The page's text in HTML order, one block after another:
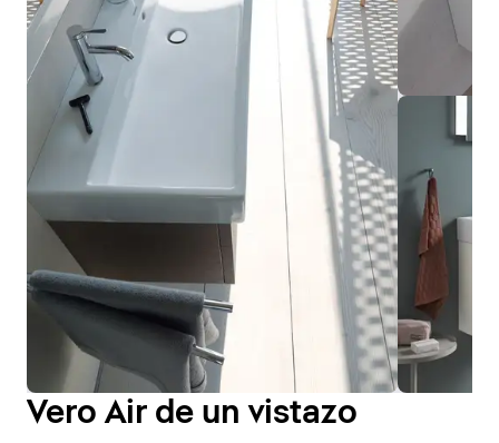
Vero Air de un vistazo